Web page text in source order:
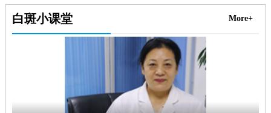
白斑小课堂 More+